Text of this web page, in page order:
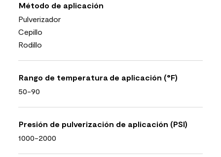
Método de aplicación
Pulverizador
Cepillo
Rodillo
Rango de temperatura de aplicación (°F)
50-90
Presión de pulverización de aplicación (PSI)
1000-2000